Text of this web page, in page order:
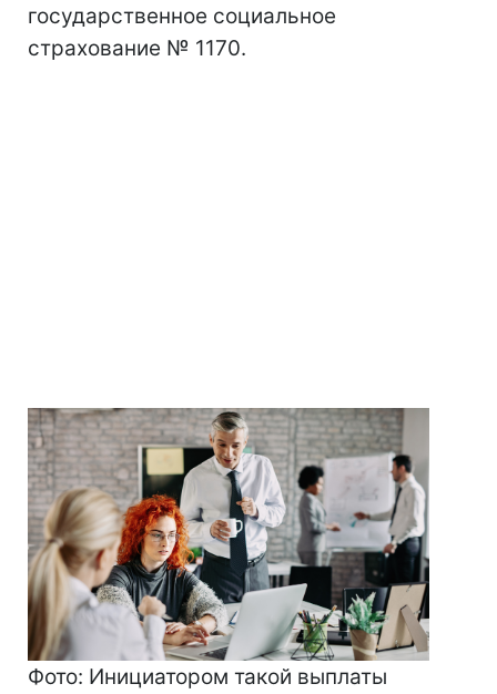
государственное социальное
страхование № 1170.
Фото: Инициатором такой выплаты